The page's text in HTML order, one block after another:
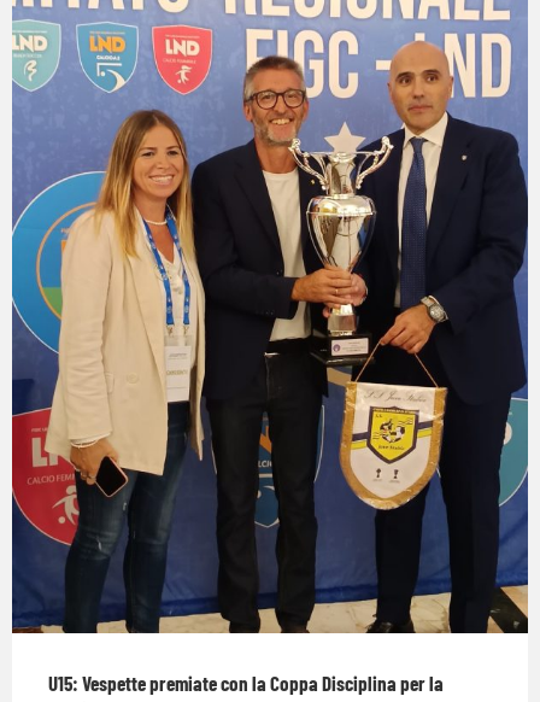
U15: Vespette premiate con la Coppa Disciplina per la